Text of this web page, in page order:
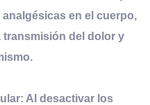
en el cuerpo,
transmisión del dolor y
Al desactivar los